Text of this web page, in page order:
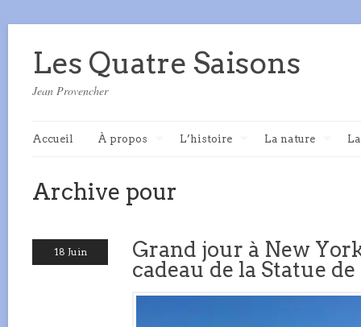
Les Quatre Saisons
Jean Provencher
Accueil À propos L’histoire La nature
Archive pour
18 Juin
Grand jour à New
cadeau de la Statue